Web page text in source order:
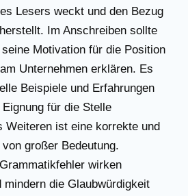
Lesers weckt und den Bezug
Im Anschreiben sollte
Motivation für die Position
Unternehmen erklären. Es
Beispiele und Erfahrungen
für die Stelle
Weiteren ist eine korrekte und
großer Bedeutung.
wirken
mindern die Glaubwürdigkeit